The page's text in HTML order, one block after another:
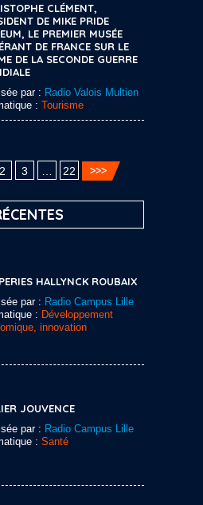
CLÉMENT,
DE MIKE PRIDE
LE PREMIER MUSÉE
DE FRANCE SUR LE
DE LA SECONDE GUERRE
par : Radio Valois Multien
: Tourisme
2 3 22
HALLYNCK ROUBAIX
par : Radio Campus Lille
: Développement
innovation
JOUVENCE
par : Radio Campus Lille
: Santé